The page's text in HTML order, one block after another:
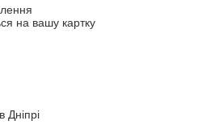
на вашу картку
Дніпрі